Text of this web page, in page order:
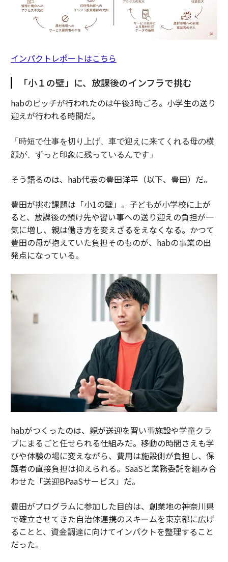
インパクトレポートはこちら
「小１の壁」に、放課後のインフラで挑む
habのピッチが行われたのは午後3時ごろ。小学生の送り
迎えが行われる時間だ。
「時短で仕事を切り上げ、車で迎えに来てくれる母の横
顔が、ずっと印象に残っているんです」
そう語るのは、hab代表の豊田洋平（以下、豊田）だ。
豊田が挑む課題は「小1の壁」。子どもが小学校に上が
ると、放課後の預け先や習い事への送り迎えの負担が一
気に増し、親は働き方を変えざるをえなくなる。かつて
豊田の母が抱えていた負担そのものが、habの事業の出
発点になっている。
habがつくったのは、親が送迎を習い事施設や学童クラ
ブにまるごと任せられる仕組みだ。移動の時間さえも学
びや体験の場に変えながら、費用は施設側が負担し、保
護者の直接負担は抑えられる。SaaSと業務委託を組み合
わせた「送迎BPaaSサービス」だ。
豊田がプログラムに参加した目的は、創業地の神奈川県
で確立させてきた自治体連携のスキームを東京都に広げ
ることと、資金調達に向けてインパクトを整理すること
だった。